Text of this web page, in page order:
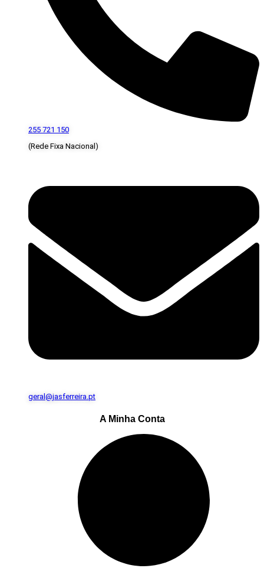
255 721 150
(Rede Fixa Nacional)
geral@jasferreira.pt
A Minha Conta